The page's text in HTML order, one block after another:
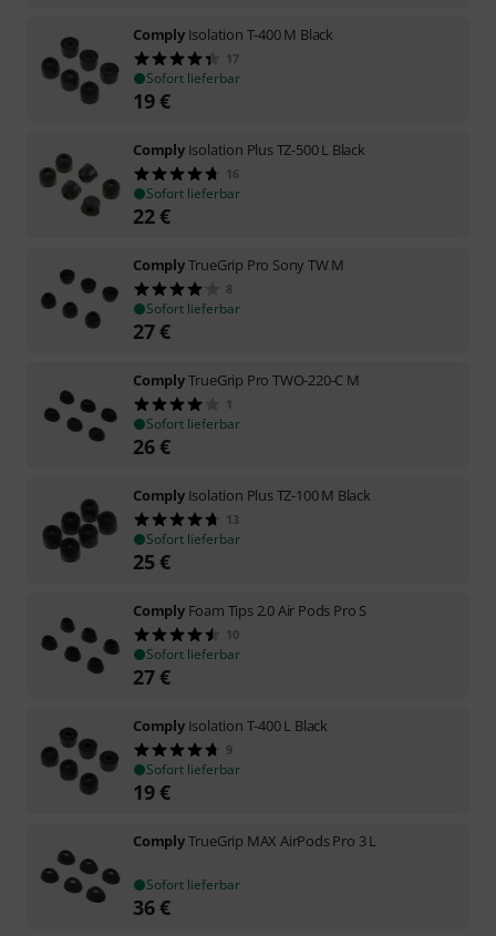
Comply Isolation T-400 M Black
17
Sofort lieferbar
19€
Comply Isolation Plus TZ-500 L Black
16
Sofort lieferbar
22€
ComplyTrueGrip Pro Sony TW M
8
Sofort lieferbar
27€
ComplyTrueGrip Pro TWO-220-C M
1
Sofort lieferbar
26€
Comply Isolation Plus TZ-100 M Black
13
Sofort lieferbar
25€
Comply Foam Tips 2.0 Air Pods Pro S
10
Sofort lieferbar
27€
Comply Isolation T-400 L Black
9
Sofort lieferbar
19€
ComplyTrueGrip MAX AirPods Pro 3 L
Sofort lieferbar
36€